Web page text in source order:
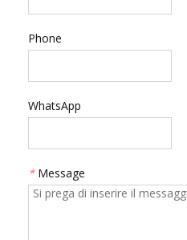
Phone
WhatsApp
* Message